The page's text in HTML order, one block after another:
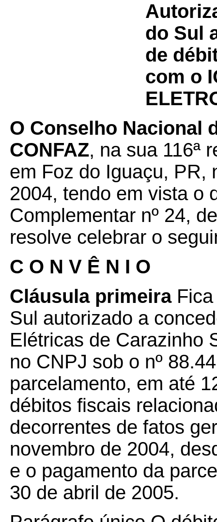
do Sul
de
com o
O Conselho Nacional
CONFAZ, na sua 116ª
em Foz do Iguaçu, PR,
2004, tendo em vista o
Complementar nº 24,
resolve celebrar o
C O N V Ê N I O
Cláusula primeiraFica
Sul autorizado a
Elétricas de Carazinho
no CNPJ sob o nº
parcelamento, em até
débitos fiscais
decorrentes de fatos
novembro de 2004,
e o pagamento da
30 de abril de 2005.